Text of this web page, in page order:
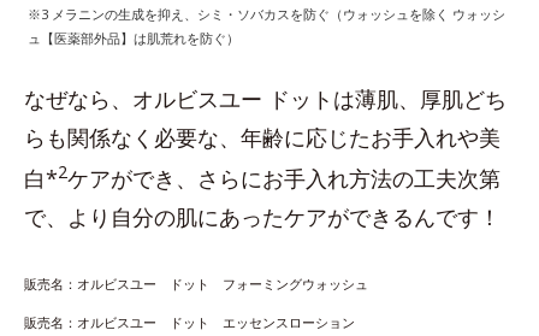
※3 メラニンの生成を抑え、シミ・ソバカスを防ぐ（ウォッシュを除く ウォッシ
ュ【医薬部外品】は肌荒れを防ぐ）
なぜなら、オルビスユー ドットは薄肌、厚肌どち
らも関係なく必要な、年齢に応じたお手入れや美
白*2ケアができ、さらにお手入れ方法の工夫次第
で、より自分の肌にあったケアができるんです！
販売名：オルビスユー ドット フォーミングウォッシュ
販売名：オルビスユー ドット エッセンスローション